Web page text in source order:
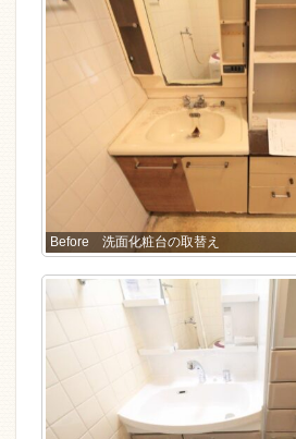
Before 洗面化粧台の取替え